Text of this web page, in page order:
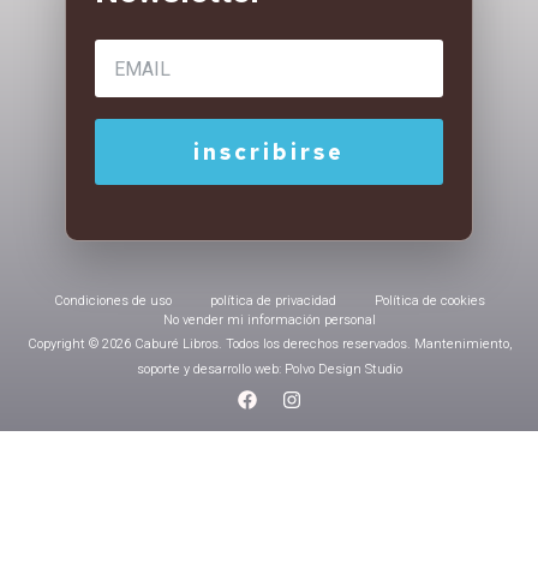
Condiciones de uso política de privacidad
Política de cookies
No vender mi información personal
Copyright © 2026 Caburé Libros. Todos los derechos reservados. Mantenimiento,
soporte y desarrollo web: Polvo Design Studio